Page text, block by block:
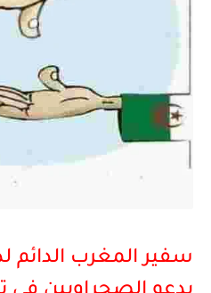
سفير المغرب الدائم